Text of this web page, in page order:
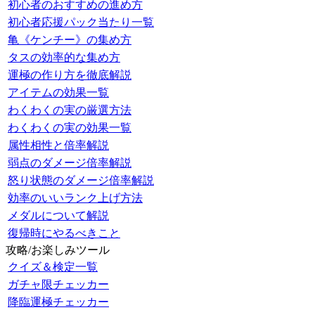
初心者のおすすめの進め方
初心者応援パック当たり一覧
亀《ケンチー》の集め方
タスの効率的な集め方
運極の作り方を徹底解説
アイテムの効果一覧
わくわくの実の厳選方法
わくわくの実の効果一覧
属性相性と倍率解説
弱点のダメージ倍率解説
怒り状態のダメージ倍率解説
効率のいいランク上げ方法
メダルについて解説
復帰時にやるべきこと
攻略/お楽しみツール
クイズ＆検定一覧
ガチャ限チェッカー
降臨運極チェッカー